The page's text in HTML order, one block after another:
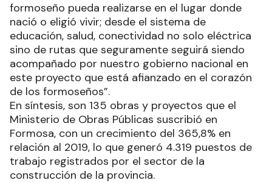
formoseño pueda realizarse en el lugar donde
nació o eligió vivir; desde el sistema de
educación, salud, conectividad no solo eléctrica
sino de rutas que seguramente seguirá siendo
acompañado por nuestro gobierno nacional en
este proyecto que está afianzado en el corazón
de los formoseños”.
En síntesis, son 135 obras y proyectos que el
Ministerio de Obras Públicas suscribió en
Formosa, con un crecimiento del 365,8% en
relación al 2019, lo que generó 4.319 puestos de
trabajo registrados por el sector de la
construcción de la provincia.